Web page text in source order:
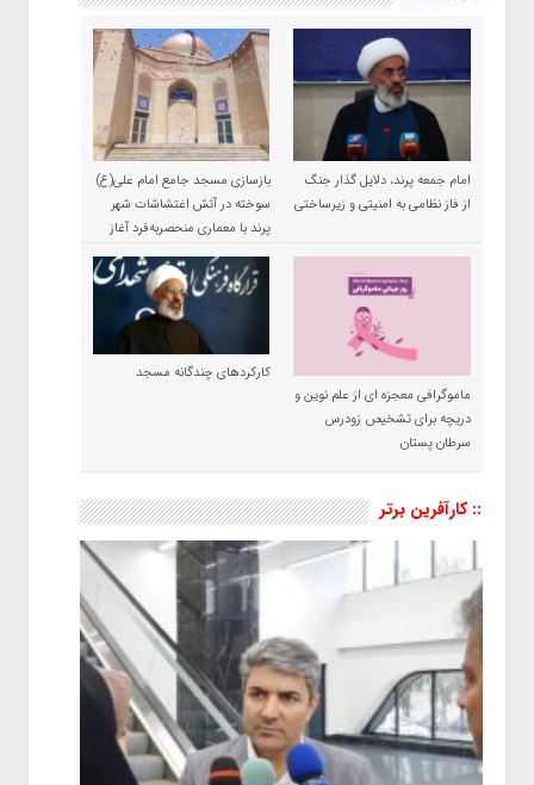
امام جمعه پرند، دلایل گذار جنگ
از فاز نظامی به امنیتی و زیرساختی
بازسازی مسجد جامع امام علی(ع)
سوخته در آتش اغتشاشات شهر
پرند با معماری منحصربه‌فرد آغاز
شد
ماموگرافی معجزه ای از علم نوین و
دریچه برای تشخیص زودرس
سرطان پستان
کارکردهای چندگانه مسجد
:: کارآفرین برتر